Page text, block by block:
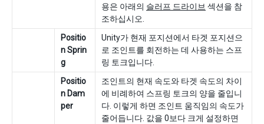
용은 아래의 슬러프 드라이브 섹션을 참
조하십시오.
Positio
n Sprin
g
Unity가 현재 포지션에서 타겟 포지션으
로 조인트를 회전하는 데 사용하는 스프
링 토크입니다.
Positio
n Dam
per
조인트의 현재 속도와 타겟 속도의 차이
에 비례하여 스프링 토크의 양을 줄입니
다. 이렇게 하면 조인트 움직임의 속도가
줄어듭니다. 값을 0보다 크게 설정하면